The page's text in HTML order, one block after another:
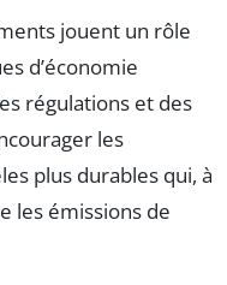
jouent un rôle
d’économie
régulations et des
les
plus durables qui, à
les émissions de